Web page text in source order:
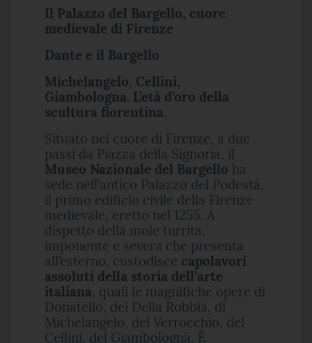
Il Palazzo del Bargello, cuore
medievale di Firenze
Dante e il Bargello
Michelangelo, Cellini,
Giambologna. L’età d’oro della
scultura fiorentina.
Situato nel cuore di Firenze, a due
passi da Piazza della Signoria, il
Museo Nazionale del Bargello ha
sede nell’antico Palazzo del Podestà,
il primo edificio civile della Firenze
medievale, eretto nel 1255. A
dispetto della mole turrita,
imponente e severa che presenta
all’esterno, custodisce capolavori
assoluti della storia dell’arte
italiana, quali le magnifiche opere di
Donatello, dei Della Robbia, di
Michelangelo, del Verrocchio, del
Cellini, del Giambologna. È